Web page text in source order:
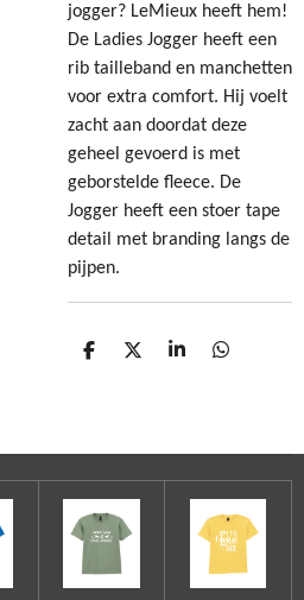
jogger? LeMieux heeft hem!
De Ladies Jogger heeft een
rib tailleband en manchetten
voor extra comfort. Hij voelt
zacht aan doordat deze
geheel gevoerd is met
geborstelde fleece. De
Jogger heeft een stoer tape
detail met branding langs de
pijpen.
D
D
S
D